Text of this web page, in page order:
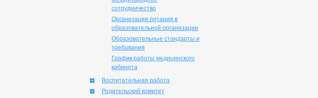
сотрудничество
Организация питания в
образовательной организации
Образовательные стандарты и
требования
График работы медицинского
кабинета
Воспитательная работа
Родительский комитет